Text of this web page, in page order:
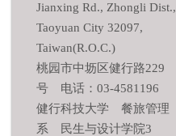
Jianxing Rd., Zhongli Dist.,
Taoyuan City 32097,
Taiwan(R.O.C.)
桃园市中坜区健行路229
号 电话：03-4581196
健行科技大学 餐旅管理
系 民生与设计学院3